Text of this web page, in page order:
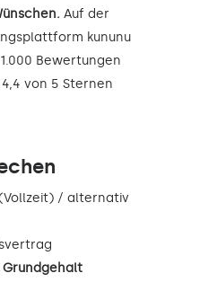
Auf der
kununu
Bewertungen
von 5 Sternen
/ alternativ
Grundgehalt